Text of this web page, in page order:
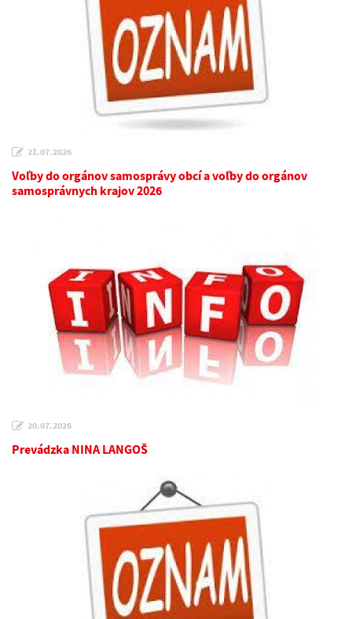
21.07.2026
Voľby do orgánov samosprávy obcí a voľby do orgánov
samosprávnych krajov 2026
20.07.2026
Prevádzka NINA LANGOŠ